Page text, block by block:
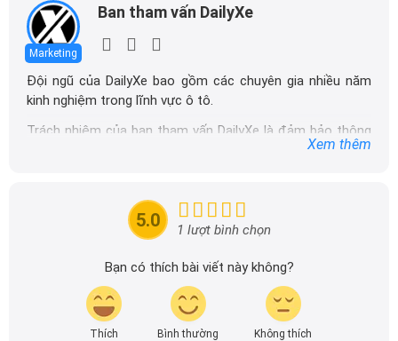
Marketing
Ban tham vấn DailyXe
Đội ngũ của DailyXe bao gồm các chuyên gia nhiều năm
kinh nghiệm trong lĩnh vực ô tô.
Trách nhiệm của ban tham vấn DailyXe là đảm bảo thông
tin chính xác được đăng tải trên dailyxe.com.vn, thường
tin nhanh chóng và dễ dàng hơn.
Xem thêm
5.0 1 lượt bình chọn
Bạn có thích bài viết này không?
Thích Bình thường Không thích